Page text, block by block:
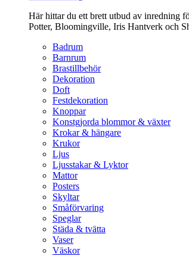
Här hittar du ett brett utbud av inredning
Potter, Bloomingville, Iris Hantverk och
Badrum
Barnrum
Brastillbehör
Dekoration
Doft
Festdekoration
Knoppar
Konstgjorda blommor & växter
Krokar & hängare
Krukor
Ljus
Ljusstakar & Lyktor
Mattor
Posters
Skyltar
Småförvaring
Speglar
Städa & tvätta
Vaser
Väskor